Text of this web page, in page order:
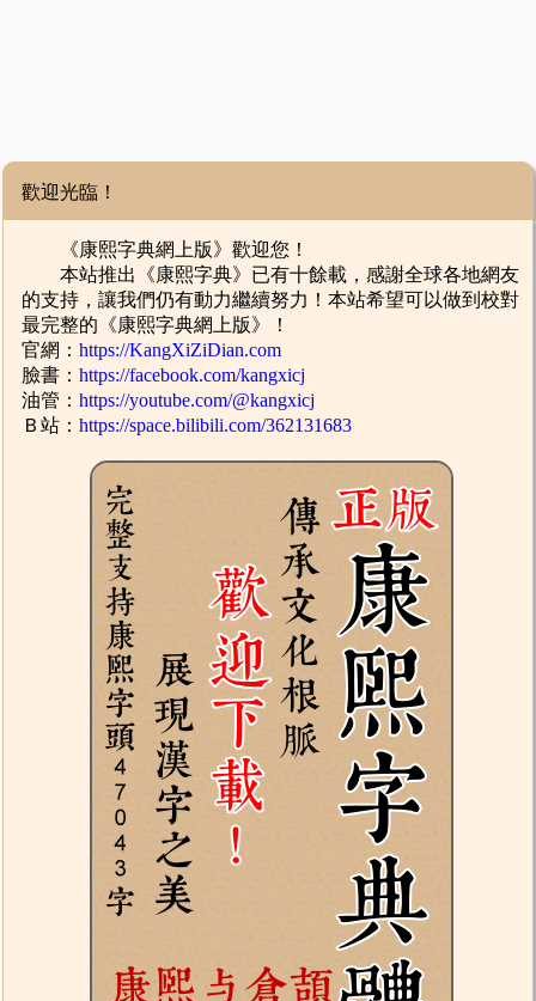
歡迎光臨！
《康熙字典網上版》歡迎您！
本站推出《康熙字典》已有十餘載，感謝全球各地網友
的支持，讓我們仍有動力繼續努力！本站希望可以做到校對
最完整的《康熙字典網上版》！
官網：https://KangXiZiDian.com
臉書：https://facebook.com/kangxicj
油管：https://youtube.com/@kangxicj
Ｂ站：https://space.bilibili.com/362131683